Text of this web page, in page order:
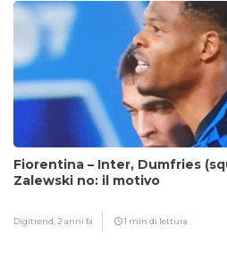
Fiorentina – Inter, Dumfries
Zalewski no: il motivo
Digitrend, 2 anni fa 1 min di lettura